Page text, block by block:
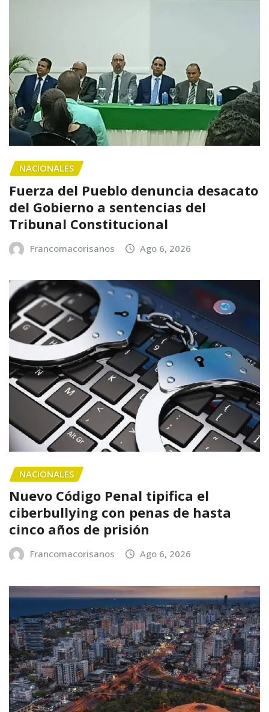
NACIONALES
Fuerza del Pueblo denuncia desacato
del Gobierno a sentencias del
Tribunal Constitucional
Francomacorisanos Ago 6, 2026
NACIONALES
Nuevo Código Penal tipifica el
ciberbullying con penas de hasta
cinco años de prisión
Francomacorisanos Ago 6, 2026